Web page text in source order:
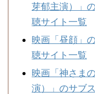
芽郁主演）」
聴サイト一覧
映画「昼顔」
聴サイト一覧
映画「神さま
演）」のサブ